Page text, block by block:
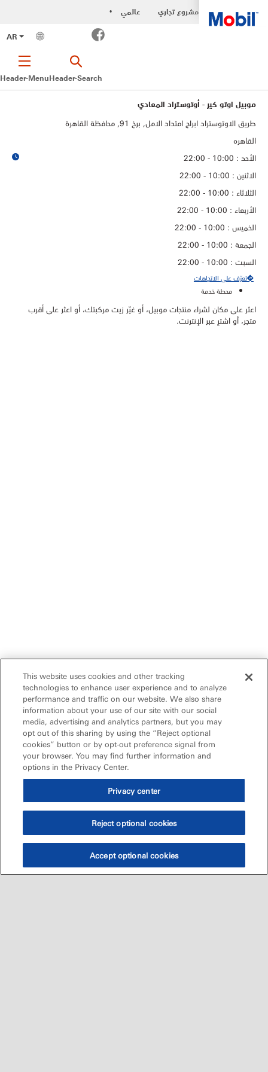
مشروع تجاري •
عالمي
AR
Facebook
Header-MenuHeader-Search
موبيل اوتو كير - أوتوستراد المعادي
طريق الاوتوستراد ابراج امتداد الامل, برخ 91, محافظة القاهرة‬
القاهره
الأحد : 10:00 - 22:00
الاثنين : 10:00 - 22:00
الثلاثاء : 10:00 - 22:00
الأربعاء : 10:00 - 22:00
الخميس : 10:00 - 22:00
الجمعة : 10:00 - 22:00
السبت : 10:00 - 22:00
تعرّف على الاتجاهات
محطة خدمة
اعثر على مكان لشراء منتجات موبيل، أو غيّر زيت مركبتك، أو اعثر على أقرب
متجر، أو اشترِ عبر الإنترنت.
This website uses cookies and other tracking
technologies to enhance user experience and to analyze
performance and traffic on our website. We also share
information about your use of our site with our social
media, advertising and analytics partners, but you may
opt out of this sharing by using the “Reject optional
cookies” button or by opt-out preference signal from
your browser. You may find further information and
options in the Privacy Center.
Privacy center
Reject optional cookies
Accept optional cookies